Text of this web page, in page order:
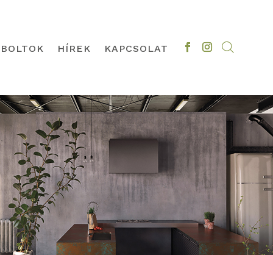
HÍREK KAPCSOLAT